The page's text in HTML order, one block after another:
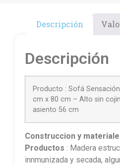
Descripción
Descripción
Producto : Sofá
cm x 80 cm – Alto sin
asiento 56 cm
Construccion y
Productos : Madera
innmunizada y secada,